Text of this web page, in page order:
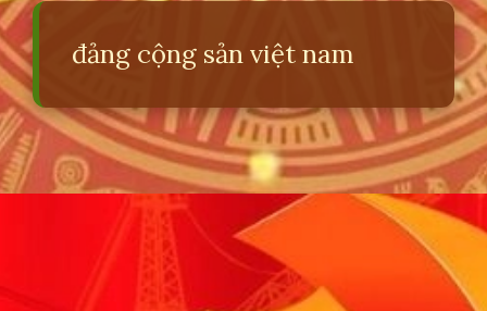
đảng cộng sản việt nam
https://erci.edu.vn/lich-su-dang-cong-san-viet-nam